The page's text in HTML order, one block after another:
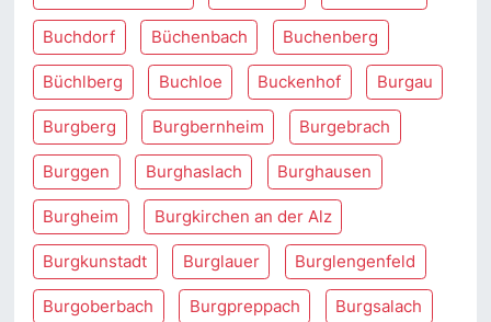
Buchdorf Büchenbach Buchenberg
Büchlberg Buchloe Buckenhof Burgau
Burgberg Burgbernheim Burgebrach
Burggen Burghaslach Burghausen
Burgheim Burgkirchen an der Alz
Burgkunstadt Burglauer Burglengenfeld
Burgoberbach Burgpreppach Burgsalach